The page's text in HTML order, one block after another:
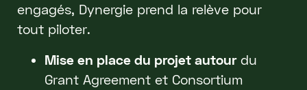
engagés, Dynergie prend la relève pour
tout piloter.
Mise en place du projet autourdu
Grant Agreement et Consortium